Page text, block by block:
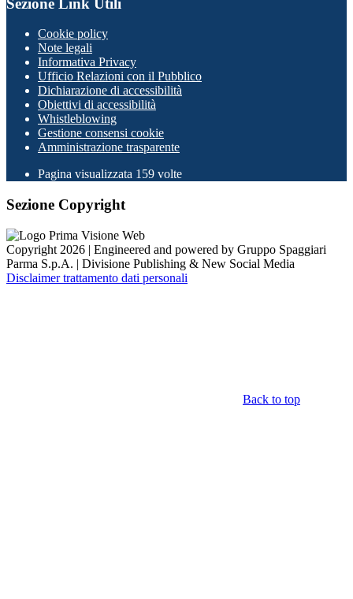
Sezione Link Utili
Cookie policy
Note legali
Informativa Privacy
Ufficio Relazioni con il Pubblico
Dichiarazione di accessibilità
Obiettivi di accessibilità
Whistleblowing
Gestione consensi cookie
Amministrazione trasparente
Pagina visualizzata 159 volte
Sezione Copyright
Copyright 2026 | Engineered and powered by Gruppo Spaggiari
Parma S.p.A. | Divisione Publishing & New Social Media
Disclaimer trattamento dati personali
Back to top